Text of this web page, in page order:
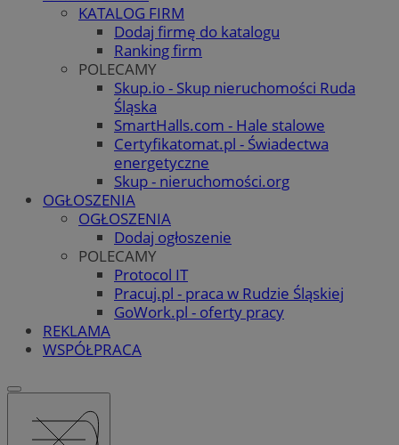
KATALOG FIRM
Dodaj firmę do katalogu
Ranking firm
POLECAMY
Skup.io - Skup nieruchomości Ruda
Śląska
SmartHalls.com - Hale stalowe
Certyfikatomat.pl - Świadectwa
energetyczne
Skup - nieruchomości.org
OGŁOSZENIA
OGŁOSZENIA
Dodaj ogłoszenie
POLECAMY
Protocol IT
Pracuj.pl - praca w Rudzie Śląskiej
GoWork.pl - oferty pracy
REKLAMA
WSPÓŁPRACA